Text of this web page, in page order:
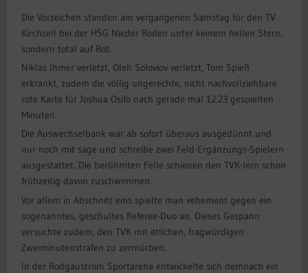
Die Vorzeichen standen am vergangenen Samstag für den TV
Kirchzell bei der HSG Nieder Roden unter keinem hellen Stern,
sondern total auf Rot.
Niklas Ihmer verletzt, Oleh Soloviov verletzt, Tom Spieß
erkrankt, zudem die völlig ungerechte, nicht nachvollziehbare
rote Karte für Joshua Osifo nach gerade mal 12:23 gespielten
Minuten.
Die Auswechselbank war ab sofort überaus ausgedünnt und
nur noch mit sage und schreibe zwei Feld-Ergänzungs-Spielern
ausgestattet. Die berühmten Felle schienen den TVK-lern schon
frühzeitig davon zuschwimmen.
Vor allem in Abschnitt eins spielte man vehement gegen ein
sogenanntes, geschultes Referee-Duo an. Dieses Gespann
versuchte zudem, den TVK mit etlichen, fragwürdigen
Zweiminutenstrafen zu zermürben.
In der Rodgaustrom Sportarena entwickelte sich demnach ein